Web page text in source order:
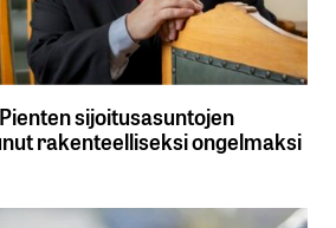
sijoitusasuntojen
rakenteelliseksi ongelmaksi